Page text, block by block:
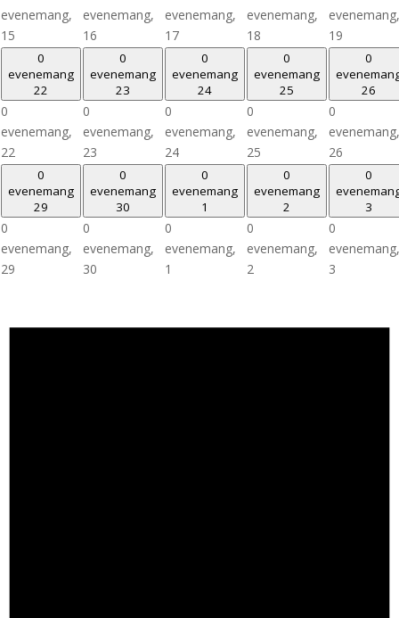
evenemang,
15
evenemang,
16
evenemang,
17
evenemang,
18
evenemang,
19
0
evenemang
22
0
evenemang,
22
0
evenemang
23
0
evenemang,
23
0
evenemang
24
0
evenemang,
24
0
evenemang
25
0
evenemang,
25
0
26
0
evenemang,
26
0
evenemang
29
0
evenemang,
29
0
evenemang
30
0
evenemang,
30
0
evenemang
1
0
evenemang,
1
0
evenemang
2
0
evenemang,
2
0
3
0
evenemang,
3